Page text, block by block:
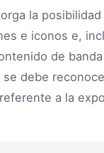
la
e iconos e,
de
debe
a la